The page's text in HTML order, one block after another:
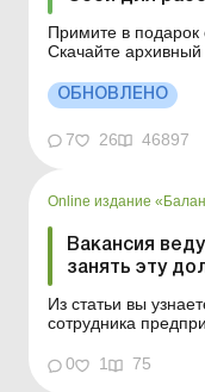
Примите в подарок
Скачайте архивный
компьютера.
года ...
ОБНОВЛЕНО
7 26 46897
Online издание
Вакансия
занять эту
Из статьи вы
сотрудника
2026 года
предприятии есть
0 1 75